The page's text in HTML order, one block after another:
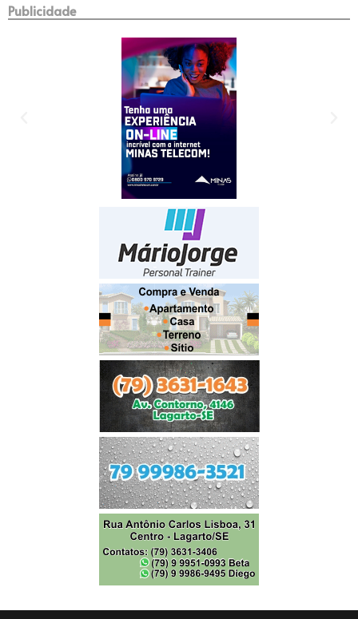
Publicidade